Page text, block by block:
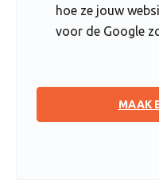
hoe ze jouw
voor de Google
MAAK